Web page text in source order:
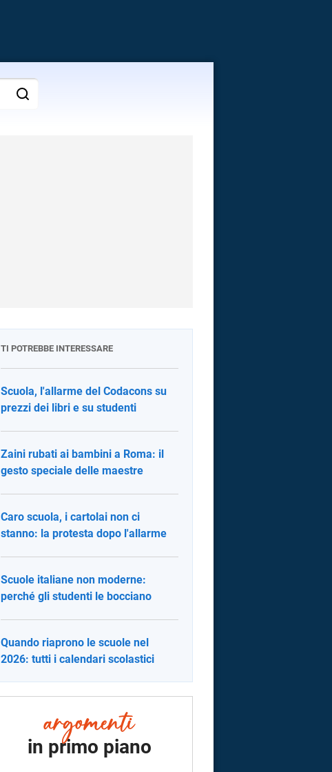
TI POTREBBE INTERESSARE
Scuola, l'allarme del Codacons su
prezzi dei libri e su studenti
Zaini rubati ai bambini a Roma: il
gesto speciale delle maestre
Caro scuola, i cartolai non ci
stanno: la protesta dopo l'allarme
Scuole italiane non moderne:
perché gli studenti le bocciano
Quando riaprono le scuole nel
2026: tutti i calendari scolastici
in primo piano